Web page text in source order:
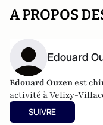
A PROPOS
Edouard
Edouard Ouzen est
activité à Velizy-
SUIVRE